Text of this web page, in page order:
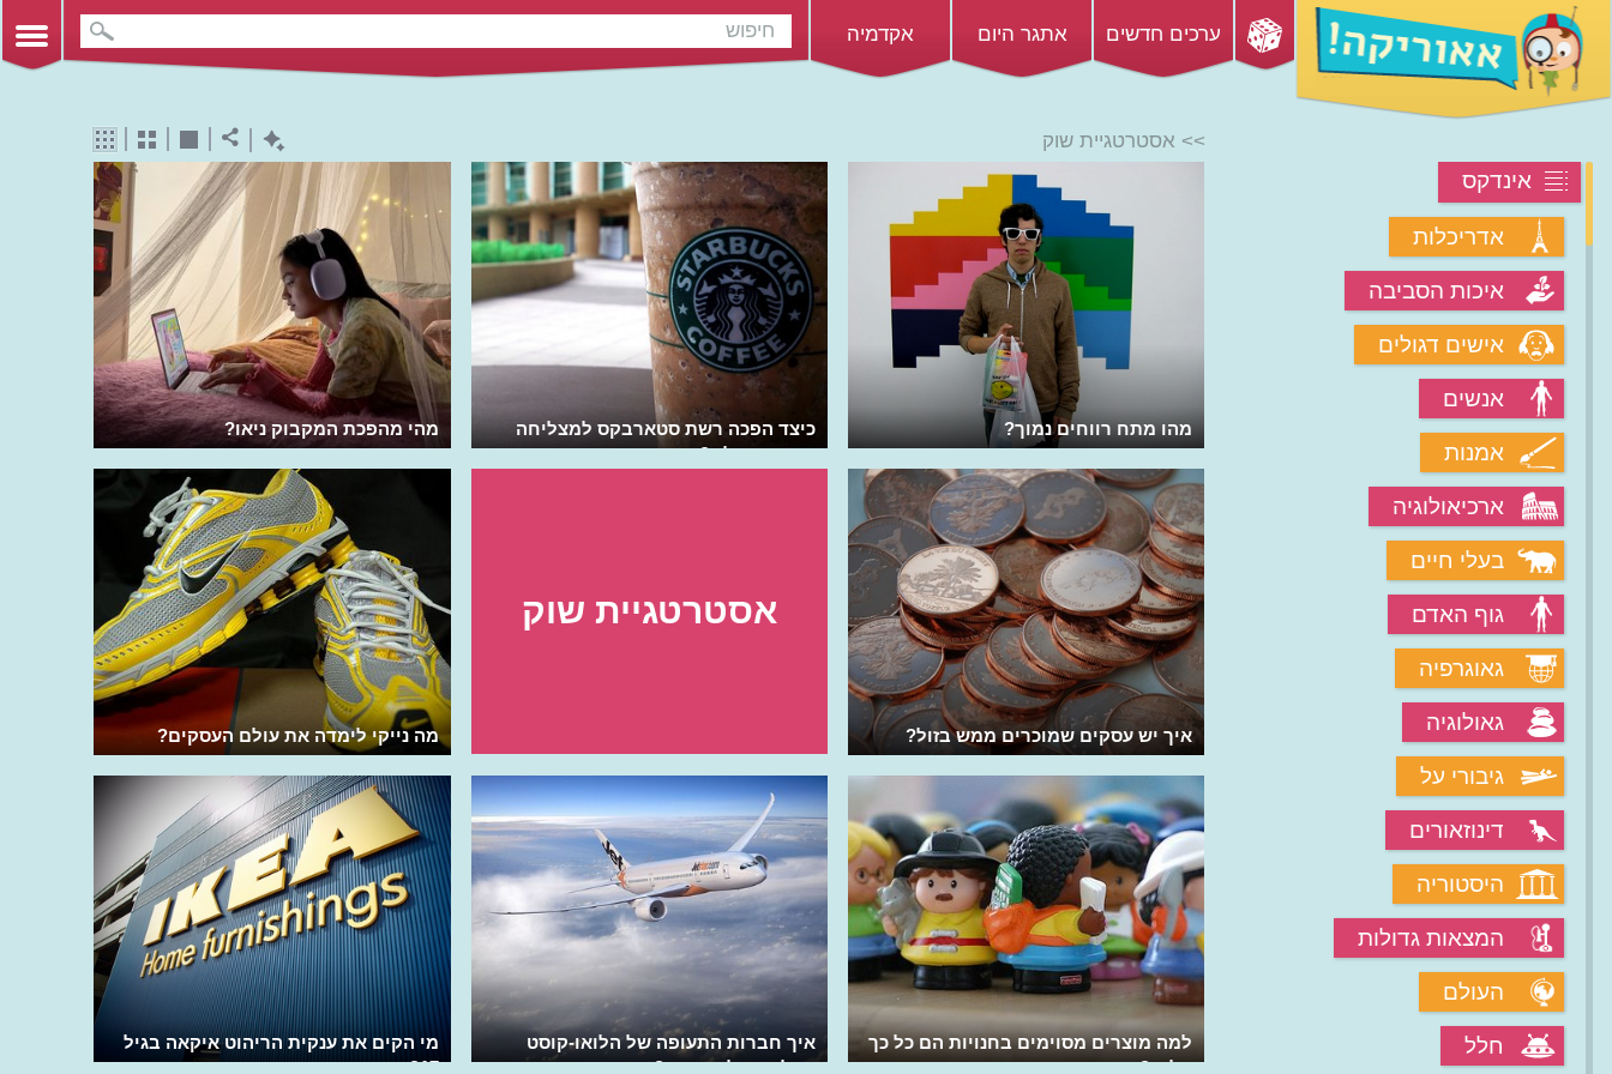
ערכים חדשים אתגר היום אקדמיה
אינדקס
אדריכלות
איכות הסביבה
אישים דגולים
אנשים
אמנות
ארכיאולוגיה
בעלי חיים
גוף האדם
גאוגרפיה
גאולוגיה
גיבורי על
דינוזאורים
היסטוריה
המצאות גדולות
העולם
חלל
>> אסטרטגיית שוק
מהי מהפכת המקבוק ניאו?
כיצד הפכה רשת סטארבקס למצליחה
ביותר בעולם?
מהו מתח רווחים נמוך?
מה נייקי לימדה את עולם העסקים?
אסטרטגיית שוק
איך יש עסקים שמוכרים ממש בזול?
מי הקים את ענקית הריהוט איקאה בגיל
17?
איך חברות התעופה של הלואו-קוסט
מצליחות להתקיים?
למה מוצרים מסוימים בחנויות הם כל כך
זולים?
דירות?
איך מובילה טסלה את המכונית
החשמלית?